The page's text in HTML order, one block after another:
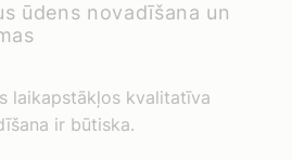
ūdens novadīšana un
laikapstākļos kvalitatīva
ir būtiska.